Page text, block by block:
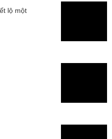
lộ một